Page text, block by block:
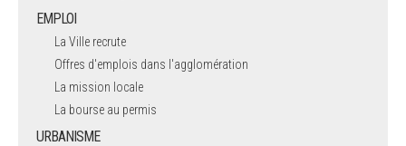
EMPLOI
La Ville recrute
Offres d'emplois dans l'agglomération
La mission locale
La bourse au permis
URBANISME